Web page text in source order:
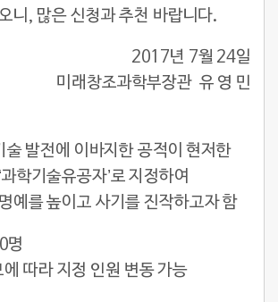
니, 많은 신청과 추천 바랍니다.
2017년 7월 24일
미래창조과학부장관 유 영 민
술 발전에 이바지한 공적이 현저한
학기술유공자’로 지정하여
예를 높이고 사기를 진작하고자 함
명
따라 지정 인원 변동 가능